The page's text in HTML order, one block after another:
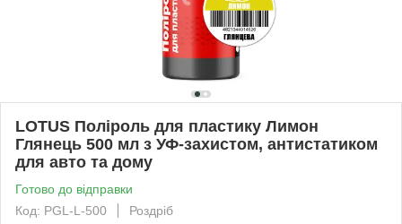
LOTUS Поліроль для пластику Лимон
Глянець 500 мл з УФ-захистом, антистатиком
для авто та дому
Готово до відправки
Код: PGL-L-500
Роздріб